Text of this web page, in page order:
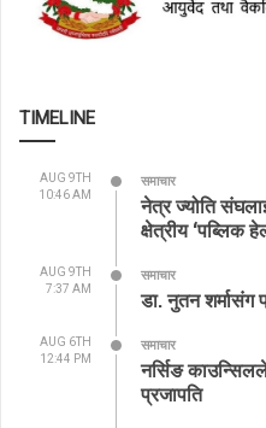
TIMELINE
AUG 9TH
10:46 AM
समाचार
नेत्र ज्योति
क्षेत्रीय ‘पब्लिक
AUG 9TH
7:37 AM
समाचार
डा. नुतन शर्मासंग
AUG 6TH
12:44 PM
समाचार
नर्सिङ
प्रजापति